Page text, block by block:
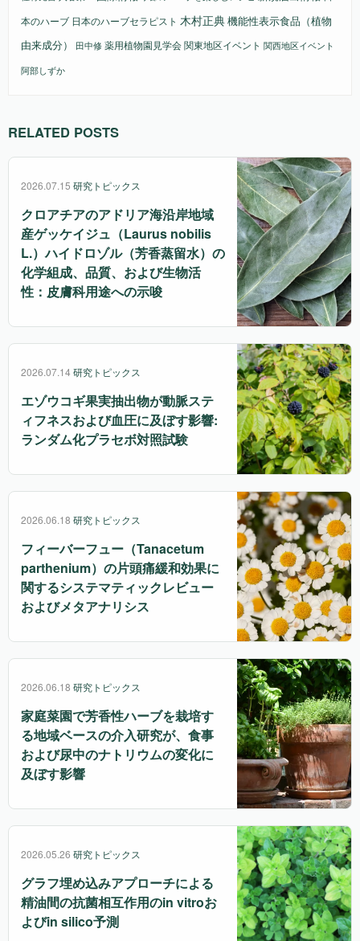
本のハーブ 日本のハーブセラピスト 木村正典機能性表示食品（植物
由来成分）
田中修 薬用植物園見学会関東地区イベント 関西地区イベント
阿部しずか
RELATED POSTS
2026.07.15 研究トピックス
クロアチアのアドリア海沿岸地域
産ゲッケイジュ（Laurus nobilis
L.）ハイドロゾル（芳香蒸留水）の
化学組成、品質、および生物活
性：皮膚科用途への示唆
2026.07.14研究トピックス
エゾウコギ果実抽出物が動脈ステ
ィフネスおよび血圧に及ぼす影響:
ランダム化プラセボ対照試験
2026.06.18 研究トピックス
フィーバーフュー（Tanacetum
parthenium）の片頭痛緩和効果に
関するシステマティックレビュー
およびメタアナリシス
2026.06.18 研究トピックス
家庭菜園で芳香性ハーブを栽培す
る地域ベースの介入研究が、食事
および尿中のナトリウムの変化に
及ぼす影響
2026.05.26 研究トピックス
グラフ埋め込みアプローチによる
精油間の抗菌相互作用のin vitroお
よびin silico予測